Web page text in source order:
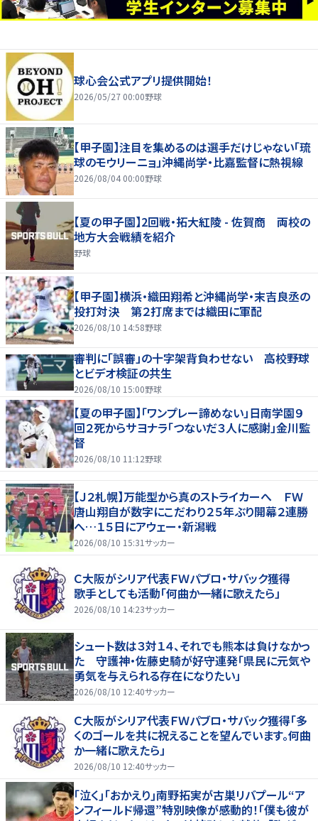
球心会公式アプリ提供開始！
2026/05/27 00:00野球
【甲子園】注目を集めるのは選手だけじゃない「琉
球のモウリーニョ」沖縄尚学・比嘉監督に熱視線
2026/08/04 00:00野球
【夏の甲子園】2回戦・拓大紅陵 - 佐賀商 両校の
地方大会戦績を紹介
野球
【甲子園】横浜・織田翔希と沖縄尚学・末吉良丞の
投打対決 第２打席までは織田に軍配
2026/08/10 14:58野球
審判に「誤審」の十字架背負わせない 高校野球
とビデオ検証の共生
2026/08/10 15:00野球
【夏の甲子園】「ワンプレー諦めない」日南学園９
回２死からサヨナラ「つないだ３人に感謝」金川監
督
2026/08/10 11:12野球
【Ｊ２札幌】万能型から真のストライカーへ ＦＷ
唐山翔自が数字にこだわり２５年ぶり開幕２連勝
へ…１５日にアウェー・新潟戦
2026/08/10 15:31サッカー
Ｃ大阪がシリア代表ＦＷパブロ・サバック獲得
歌手としても活動「何曲か一緒に歌えたら」
2026/08/10 14:23サッカー
シュート数は３対１４、それでも熊本は負けなかっ
た 守護神・佐藤史騎が好守連発「県民に元気や
勇気を与えられる存在になりたい」
2026/08/10 12:40サッカー
Ｃ大阪がシリア代表ＦＷパブロ・サバック獲得「多
くのゴールを共に祝えることを望んでいます。何曲
か一緒に歌えたら」
2026/08/10 12:40サッカー
｢泣く｣｢おかえり｣南野拓実が古巣リバプール“ア
ンフィールド帰還”特別映像が感動的！｢僕も彼が